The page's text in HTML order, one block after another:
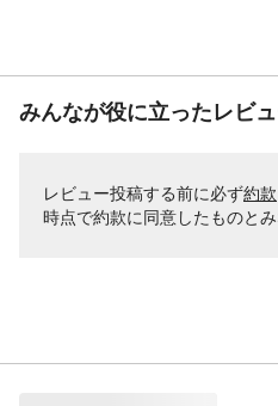
みんなが役に立ったレビ
レビュー投稿する前に必ず約款
時点で約款に同意したものとみ